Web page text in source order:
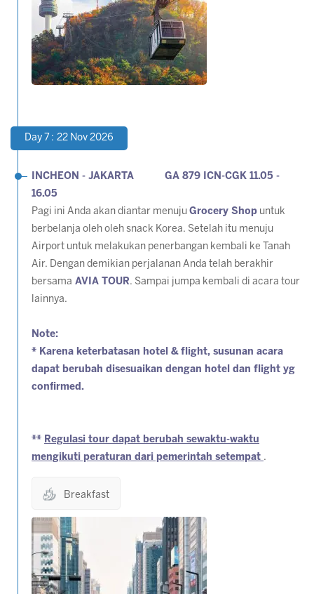
Day 7 : 22 Nov 2026
INCHEON - JAKARTA GA 879 ICN-CGK 11.05 -
16.05
Pagi ini Anda akan diantar menuju Grocery Shop untuk
berbelanja oleh oleh snack Korea. Setelah itu menuju
Airport untuk melakukan penerbangan kembali ke Tanah
Air. Dengan demikian perjalanan Anda telah berakhir
bersama AVIA TOUR. Sampai jumpa kembali di acara tour
lainnya.
Note:
* Karena keterbatasan hotel & flight, susunan acara
dapat berubah disesuaikan dengan hotel dan flight yg
confirmed.
** Regulasi tour dapat berubah sewaktu-waktu
mengikuti peraturan dari pemerintah setempat .
Breakfast